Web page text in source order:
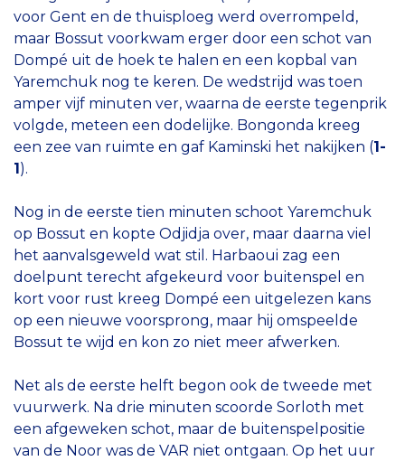
voor Gent en de thuisploeg werd overrompeld,
maar Bossut voorkwam erger door een schot van
Dompé uit de hoek te halen en een kopbal van
Yaremchuk nog te keren. De wedstrijd was toen
amper vijf minuten ver, waarna de eerste tegenprik
volgde, meteen een dodelijke. Bongonda kreeg
een zee van ruimte en gaf Kaminski het nakijken (1-
1).
Nog in de eerste tien minuten schoot Yaremchuk
op Bossut en kopte Odjidja over, maar daarna viel
het aanvalsgeweld wat stil. Harbaoui zag een
doelpunt terecht afgekeurd voor buitenspel en
kort voor rust kreeg Dompé een uitgelezen kans
op een nieuwe voorsprong, maar hij omspeelde
Bossut te wijd en kon zo niet meer afwerken.
Net als de eerste helft begon ook de tweede met
vuurwerk. Na drie minuten scoorde Sorloth met
een afgeweken schot, maar de buitenspelpositie
van de Noor was de VAR niet ontgaan. Op het uur